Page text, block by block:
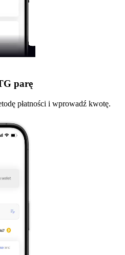
parę
płatności i wprowadź kwotę.